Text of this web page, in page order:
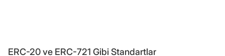
ERC-20 ve ERC-721 Gibi Standartlar